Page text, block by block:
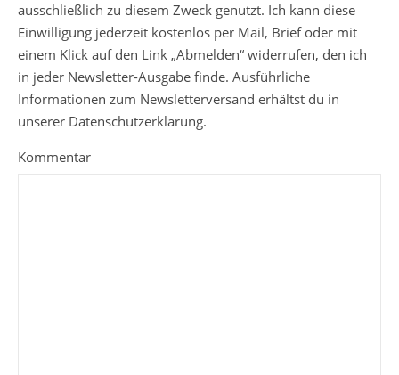
ausschließlich zu diesem Zweck genutzt. Ich kann diese
Einwilligung jederzeit kostenlos per Mail, Brief oder mit
einem Klick auf den Link „Abmelden“ widerrufen, den ich
in jeder Newsletter-Ausgabe finde. Ausführliche
Informationen zum Newsletterversand erhältst du in
unserer Datenschutzerklärung.
Kommentar